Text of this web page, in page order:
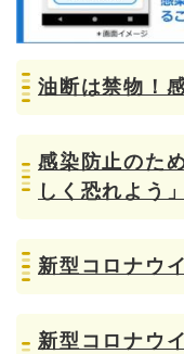
油断は禁物！
感染防止のた
しく恐れよう」
新型コロナウ
新型コロナウ